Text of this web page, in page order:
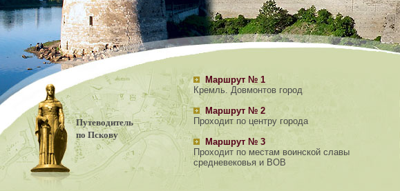
Путеводитель
по Пскову
Маршрут № 1
Кремль. Довмонтов город
Маршрут № 2
Проходит по центру города
Маршрут № 3
Проходит по местам воинской славы
средневековья и ВОВ